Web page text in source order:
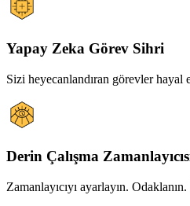
Yapay Zeka Görev Sihri
Sizi heyecanlandıran görevler
Derin Çalışma
Zamanlayıcıyı ayarlayın.